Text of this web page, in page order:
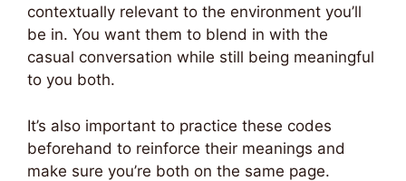
contextually relevant to the environment you’ll
be in. You want them to blend in with the
casual conversation while still being meaningful
to you both.
It’s also important to practice these codes
beforehand to reinforce their meanings and
make sure you’re both on the same page.